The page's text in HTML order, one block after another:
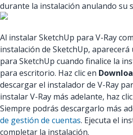
durante la instalación anulando su
Al instalar SketchUp para V-Ray
instalación de SketchUp, aparecerá
para SketchUp cuando finalice la
para escritorio. Haz clic en
descargar el instalador de V-Ray
instalar V-Ray más adelante, haz
Siempre podrás descargarlo más
de gestión de cuentas. Ejecuta el
completar la instalación.